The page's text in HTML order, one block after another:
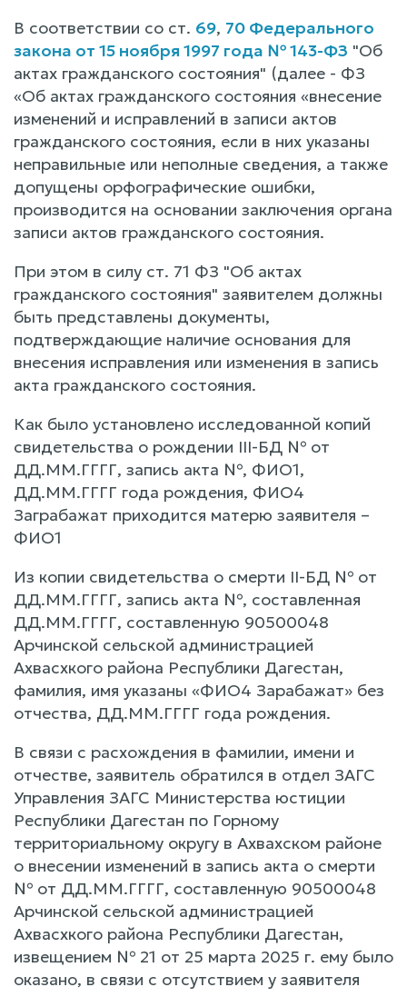
В соответствии со ст. 69, 70 Федерального
закона от 15 ноября 1997 года № 143-ФЗ "Об
актах гражданского состояния" (далее - ФЗ
«Об актах гражданского состояния «внесение
изменений и исправлений в записи актов
гражданского состояния, если в них указаны
неправильные или неполные сведения, а также
допущены орфографические ошибки,
производится на основании заключения органа
записи актов гражданского состояния.
При этом в силу ст. 71 ФЗ "Об актах
гражданского состояния" заявителем должны
быть представлены документы,
подтверждающие наличие основания для
внесения исправления или изменения в запись
акта гражданского состояния.
Как было установлено исследованной копий
свидетельства о рождении III-БД № от
ДД.ММ.ГГГГ, запись акта №, ФИО1,
ДД.ММ.ГГГГ года рождения, ФИО4
Заграбажат приходится матерю заявителя –
ФИО1
Из копии свидетельства о смерти II-БД № от
ДД.ММ.ГГГГ, запись акта №, составленная
ДД.ММ.ГГГГ, составленную 90500048
Арчинской сельской администрацией
Ахвасхкого района Республики Дагестан,
фамилия, имя указаны «ФИО4 Зарабажат» без
отчества, ДД.ММ.ГГГГ года рождения.
В связи с расхождения в фамилии, имени и
отчестве, заявитель обратился в отдел ЗАГС
Управления ЗАГС Министерства юстиции
Республики Дагестан по Горному
территориальному округу в Ахвахском районе
о внесении изменений в запись акта о смерти
№ от ДД.ММ.ГГГГ, составленную 90500048
Арчинской сельской администрацией
Ахвасхкого района Республики Дагестан,
извещением № 21 от 25 марта 2025 г. ему было
оказано, в связи с отсутствием у заявителя